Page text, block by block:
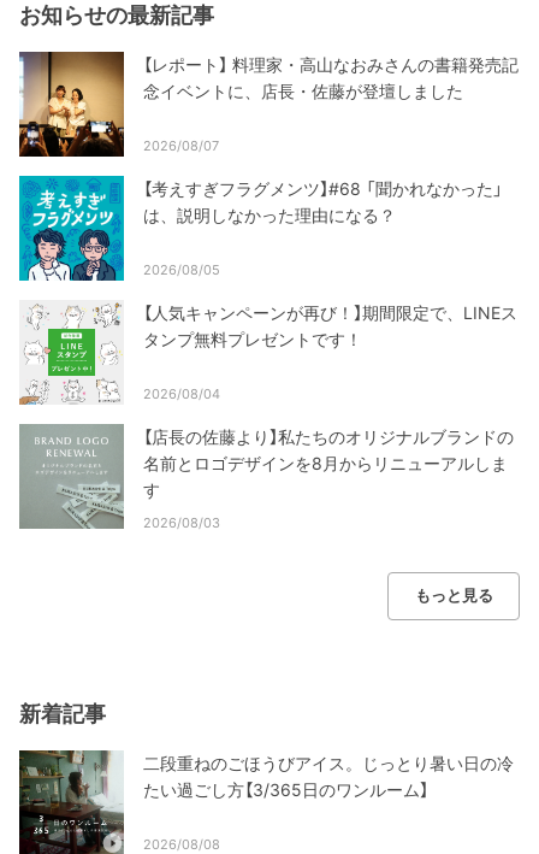
お知らせの最新記事
【レポート】 料理家・高山なおみさんの書籍発売記
念イベントに、店長・佐藤が登壇しました
2026/08/07
【考えすぎフラグメンツ】#68 「聞かれなかった」
は、説明しなかった理由になる？
2026/08/05
【人気キャンペーンが再び！】期間限定で、LINEス
タンプ無料プレゼントです！
2026/08/04
【店長の佐藤より】私たちのオリジナルブランドの
名前とロゴデザインを8月からリニューアルしま
す
2026/08/03
もっと見る
新着記事
二段重ねのごほうびアイス。じっとり暑い日の冷
たい過ごし方【3/365日のワンルーム】
2026/08/08